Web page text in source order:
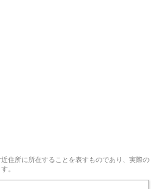
住所に所在することを表すものであり、実際の
。